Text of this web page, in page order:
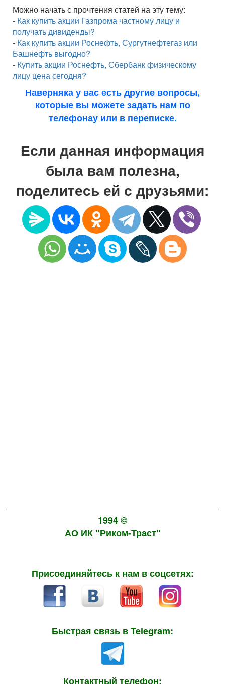
Можно начать с прочтения статей на эту тему:
- Как купить акции Газпрома частному лицу и
получать дивиденды?
- Как купить акции Роснефть, Сургутнефтегаз или
Башнефть выгодно?
- Купить акции Роснефть, Сбербанк физическому
лицу цена сегодня?
Наверняка у вас есть другие вопросы,
которые вы можете задать нам по
телефонау или в переписке.
Если данная информация
была вам полезна,
поделитесь ей с друзьями:
1994 ©
АО ИК "Риком-Траст"
Присоединяйтесь к нам в соцсетях:
Быстрая связь в Telegram:
Контактный телефон: